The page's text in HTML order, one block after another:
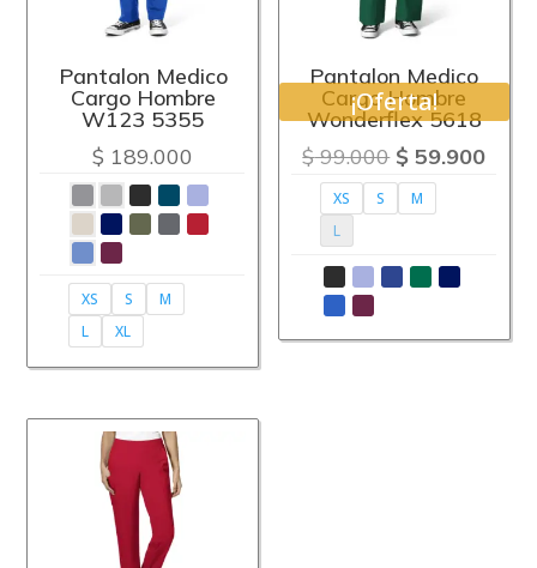
Pantalon Medico
Cargo Hombre
W123 5355
$ 189.000
XS S
M
L
XL
¡Oferta!
Pantalon Medico
Cargo Hombre
Wonderflex 5618
$99.000 El
precio
original
$ 99.000.
$ 59.900El
XS S
M
L